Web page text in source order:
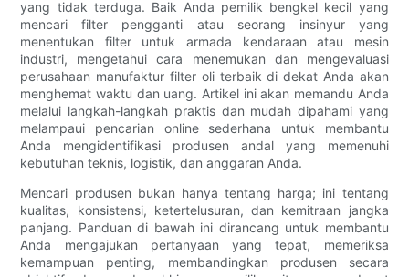
yang tidak terduga. Baik Anda pemilik bengkel kecil yang
mencari filter pengganti atau seorang insinyur yang
menentukan filter untuk armada kendaraan atau mesin
industri, mengetahui cara menemukan dan mengevaluasi
perusahaan manufaktur filter oli terbaik di dekat Anda akan
menghemat waktu dan uang. Artikel ini akan memandu Anda
melalui langkah-langkah praktis dan mudah dipahami yang
melampaui pencarian online sederhana untuk membantu
Anda mengidentifikasi produsen andal yang memenuhi
kebutuhan teknis, logistik, dan anggaran Anda.
Mencari produsen bukan hanya tentang harga; ini tentang
kualitas, konsistensi, ketertelusuran, dan kemitraan jangka
panjang. Panduan di bawah ini dirancang untuk membantu
Anda mengajukan pertanyaan yang tepat, memeriksa
kemampuan penting, membandingkan produsen secara